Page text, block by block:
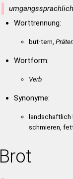
umgangssprachlich
Worttrennung:
but·tern,
Wortform:
Verb
Synonyme:
landschaftlich
schmieren,
Brot